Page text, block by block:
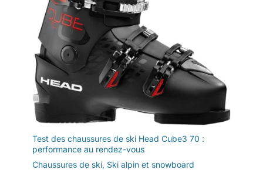
Test des chaussures de ski Head Cube3 70 :
performance au rendez-vous
Chaussures de ski, Ski alpin et snowboard